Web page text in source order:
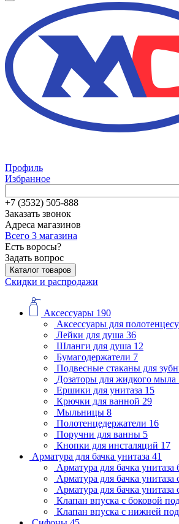
Профиль
Избранное
+7 (3532) 505-888
Заказать звонок
Адреса магазинов
Всего 3 магазина
Есть воросы?
Задать вопрос
Каталог товаров
Скидки и распродажи
Аксессуары 190
Аксессуары для
Лейки для душа 36
Шланги для душа 12
Бумагодержатели 7
Подвесные стаканы для
Дозаторы для жидкого мыла
Ершики для унитаза 15
Крючки для ванной 29
Мыльницы 8
Полотенцедержатели 16
Поручни для ванны 5
Кнопки для инсталяций 17
Арматура для бачка унитаза 41
Арматура для бачка унитаза
Арматура для бачка унитаза
Арматура для бачка
Клапан впуска с боковой
Клапан впуска с нижней